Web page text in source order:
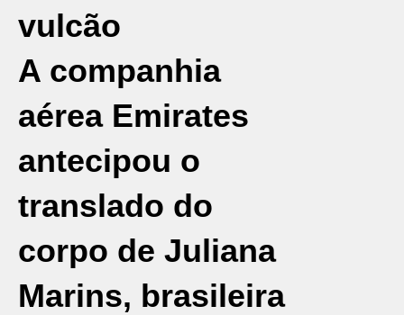
vulcão
A companhia
aérea Emirates
antecipou o
translado do
corpo de Juliana
Marins, brasileira